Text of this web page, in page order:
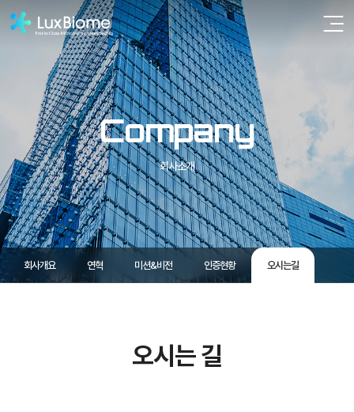
Company
회사소개
회사개요 연혁 미션&비전 인증현황 오시는길
오시는 길